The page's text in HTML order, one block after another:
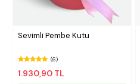
Sevimli Pembe Kutu
(6)
1.930,90 TL